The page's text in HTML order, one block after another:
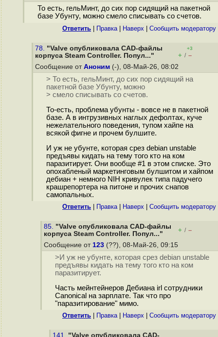
То есть, гельМинт, до сих пор сидящий на пакетной
базе Убунту, можно смело списывать со счетов.
Ответить Правка| Наверх Cообщить модератору
78. "Valve опубликовала CAD-файлы
корпуса Steam Controller. Попул..."
+3
+ / –
Сообщение от Аноним (-), 08-Май-26, 08:02
> То есть, гельМинт, до сих пор сидящий на
пакетной базе Убунту, можно
> смело списывать со счетов.
То-есть, проблема убунты - вовсе не в пакетной
базе. А в интрузивных наглых дефолтах, куче
нежелательного поведения, тупом хайпе на
всякой фигне и прочем булшите.
И уж не убунте, которая срез debian unstable
предъявы кидать на тему того кто на ком
паразитирует. Они вообще #1 в этом списке. Это
опохабленый маркетинговым булшитом и хайпом
дебиан + немного NIH кривулек типа падучего
крашрепортера на питоне и прочих снапов
самопальных.
Ответить Правка| Наверх Cообщить модератору
85. "Valve опубликовала CAD-файлы
корпуса Steam Controller. Попул..."
+ / –
Сообщение от 123 (??), 08-Май-26, 09:15
>И уж не убунте, которая срез debian unstable
предъявы кидать на тему того кто на ком
паразитирует.
Часть мейнтейнеров Дебиана irl сотрудники
Canonical на зарплате. Так что про
"паразитирование" мимо.
Ответить Правка| Наверх Cообщить модератору
141. "Valve опубликовала CAD-